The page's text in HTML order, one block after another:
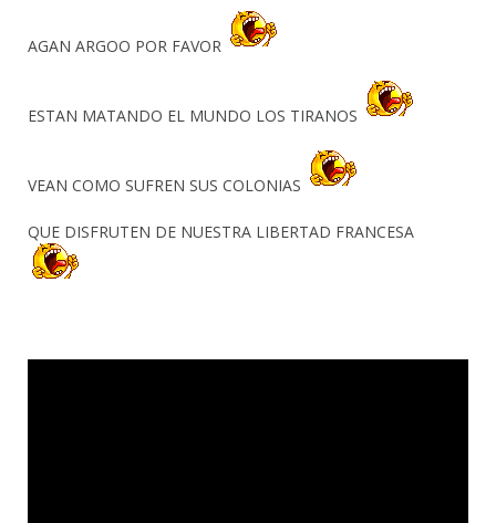
AGAN ARGOO POR FAVOR
ESTAN MATANDO EL MUNDO LOS TIRANOS
VEAN COMO SUFREN SUS COLONIAS
QUE DISFRUTEN DE NUESTRA LIBERTAD FRANCESA